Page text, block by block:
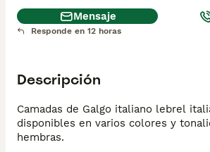
Mensaje
Responde en 12 horas
Descripción
Camadas de Galgo italiano lebrel
disponibles en varios colores y
hembras.